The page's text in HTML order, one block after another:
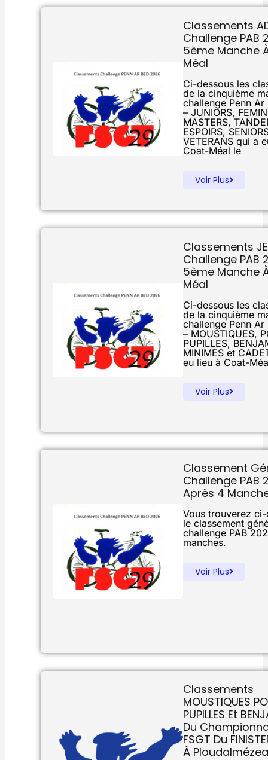
Classements
Challenge PAB
5ème Manche
Méal
Ci-dessous les
de la cinquième
challenge Penn
– JUNIORS,
MASTERS,
ESPOIRS,
VETERANS qui a
Coat-Méal le
Voir Plus
Classements
Challenge PAB
5ème Manche
Méal
Ci-dessous les
de la cinquième
challenge Penn
– MOUSTIQUES,
PUPILLES,
MINIMES et
eu lieu à Coat-
Voir Plus
Classement
Challenge PAB
Après 4
Vous trouverez
le classement
challenge PAB
manches.
Voir Plus
Classements
MOUSTIQUES
PUPILLES Et
Du
FSGT Du
À